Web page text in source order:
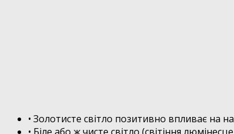
• Золотисте світло позитивно впливає на